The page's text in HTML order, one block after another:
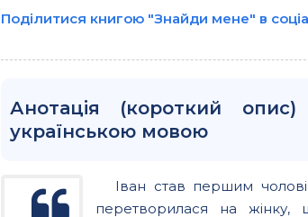
Поділитися книгою "Знайди мене" в
Анотація (короткий
українською мовою
Іван став першим
перетворилася на жінку,